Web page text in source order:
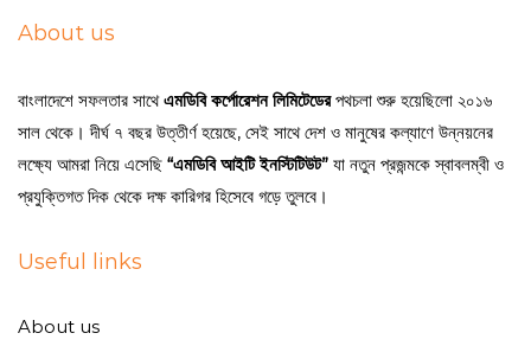
About us
বাংলাদেশে সফলতার সাথেএমডিবি কর্পোরেশন লিমিটেডেরপথচলা শুরু হয়েছিলো ২০১৬
সাল থেকে। দীর্ঘ ৭ বছর উত্তীর্ণ হয়েছে, সেই সাথে দেশ ও মানুষের কল্যাণে উন্নয়নের
লক্ষ্যে আমরা নিয়ে এসেছি “এমডিবি আইটি ইনস্টিটিউট” যা নতুন প্রজন্মকে স্বাবলম্বী ও
প্রযুক্তিগত দিক থেকে দক্ষ কারিগর হিসেবে গড়ে তুলবে।
Useful links
About us